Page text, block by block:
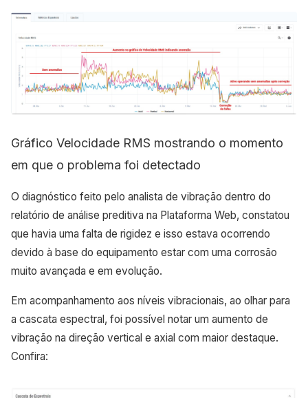
Gráfico Velocidade RMS mostrando o momento
em que o problema foi detectado
O diagnóstico feito pelo analista de vibração dentro do
relatório de análise preditiva na Plataforma Web, constatou
que havia uma falta de rigidez e isso estava ocorrendo
devido à base do equipamento estar com uma corrosão
muito avançada e em evolução.
Em acompanhamento aos níveis vibracionais, ao olhar para
a cascata espectral, foi possível notar um aumento de
vibração na direção vertical e axial com maior destaque.
Confira: